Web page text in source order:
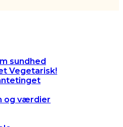
sundhed
Vegetarisk!
og værdier